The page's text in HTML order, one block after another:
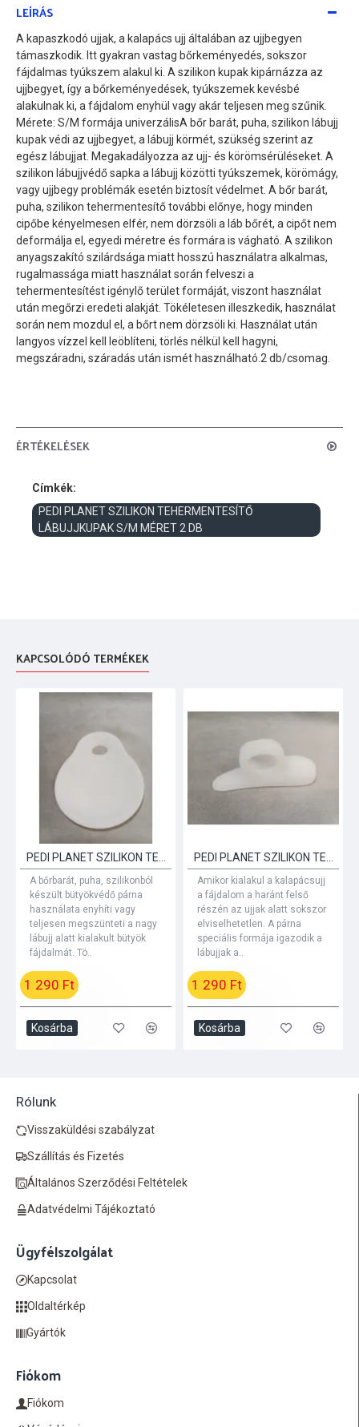
LEÍRÁS
A kapaszkodó ujjak, a kalapács ujj általában az ujjbegyen
támaszkodik. Itt gyakran vastag bőrkeményedés, sokszor
fájdalmas tyúkszem alakul ki. A szilikon kupak kipárnázza az
ujjbegyet, így a bőrkeményedések, tyúkszemek kevésbé
alakulnak ki, a fájdalom enyhül vagy akár teljesen meg szűnik.
Mérete: S/M formája univerzálisA bőr barát, puha, szilikon lábujj
kupak védi az ujjbegyet, a lábujj körmét, szükség szerint az
egész lábujjat. Megakadályozza az ujj- és körömsérüléseket. A
szilikon lábujjvédő sapka a lábujj közötti tyúkszemek, körömágy,
vagy ujjbegy problémák esetén biztosít védelmet. A bőr barát,
puha, szilikon tehermentesítő további előnye, hogy minden
cipőbe kényelmesen elfér, nem dörzsöli a láb bőrét, a cipőt nem
deformálja el, egyedi méretre és formára is vágható. A szilikon
anyagszakító szilárdsága miatt hosszú használatra alkalmas,
rugalmassága miatt használat során felveszi a
tehermentesítést igénylő terület formáját, viszont használat
után megőrzi eredeti alakját. Tökéletesen illeszkedik, használat
során nem mozdul el, a bőrt nem dörzsöli ki. Használat után
langyos vízzel kell leöblíteni, törlés nélkül kell hagyni,
megszáradni, száradás után ismét használható.2 db/csomag.
ÉRTÉKELÉSEK
Címkék:
PEDI PLANET SZILIKON TEHERMENTESÍTŐ
LÁBUJJKUPAK S/M MÉRET 2 DB
KAPCSOLÓDÓ TERMÉKEK
A bőrbarát, puha, szilikonból
készült bütyökvédő párna
használata enyhíti vagy
teljesen megszünteti a nagy
lábujj alatt kialakult bütyök
fájdalmát. Tö..
1 290 Ft
Kosárba
Amikor kialakul a kalapácsujj
a fájdalom a haránt felső
részén az ujjak alatt sokszor
elviselhetetlen. A párna
speciális formája igazodik a
lábujjak a..
1 290 Ft
Kosárba
Rólunk
Visszaküldési szabályzat
Szállítás és Fizetés
Általános Szerződési Feltételek
Adatvédelmi Tájékoztató
Ügyfélszolgálat
Kapcsolat
Oldaltérkép
Gyártók
Fiókom
Fiókom